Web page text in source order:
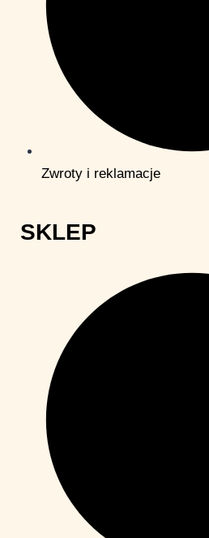
Zwroty i reklamacje
SKLEP